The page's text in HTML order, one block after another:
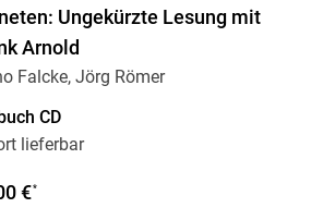
Ungekürzte Lesung mit
Arnold
Falcke, Jörg Römer
CD
lieferbar
€*